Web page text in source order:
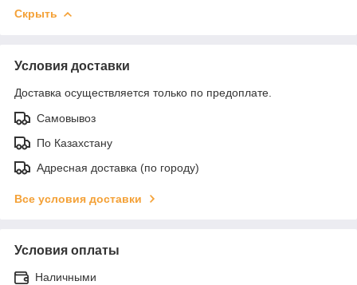
Скрыть
Условия доставки
Доставка осуществляется только по предоплате.
Самовывоз
По Казахстану
Адресная доставка (по городу)
Все условия доставки
Условия оплаты
Наличными